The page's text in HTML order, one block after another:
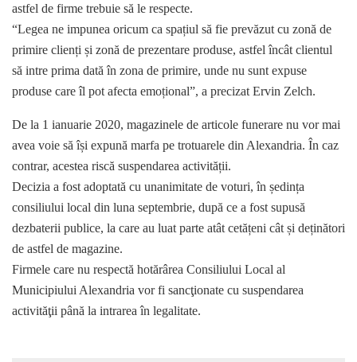
astfel de firme trebuie să le respecte.
“Legea ne impunea oricum ca spațiul să fie prevăzut cu zonă de
primire clienți și zonă de prezentare produse, astfel încât clientul
să intre prima dată în zona de primire, unde nu sunt expuse
produse care îl pot afecta emoțional”, a precizat Ervin Zelch.
De la 1 ianuarie 2020, magazinele de articole funerare nu vor mai
avea voie să își expună marfa pe trotuarele din Alexandria. În caz
contrar, acestea riscă suspendarea activității.
Decizia a fost adoptată cu unanimitate de voturi, în ședința
consiliului local din luna septembrie, după ce a fost supusă
dezbaterii publice, la care au luat parte atât cetățeni cât și deținători
de astfel de magazine.
Firmele care nu respectă hotărârea Consiliului Local al
Municipiului Alexandria vor fi sancţionate cu suspendarea
activităţii până la intrarea în legalitate.